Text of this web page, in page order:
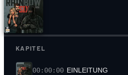
KAPITEL
00:00:00 EINLEITUNG